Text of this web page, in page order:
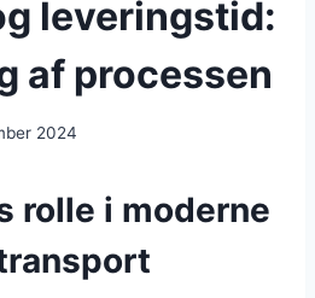
leveringstid:
af processen
2024
rolle i moderne